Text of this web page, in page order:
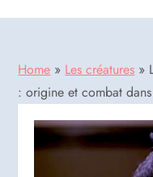
Home » Les créatures »
: origine et combat